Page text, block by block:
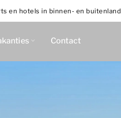
en hotels in binnen- en buitenland
Contact